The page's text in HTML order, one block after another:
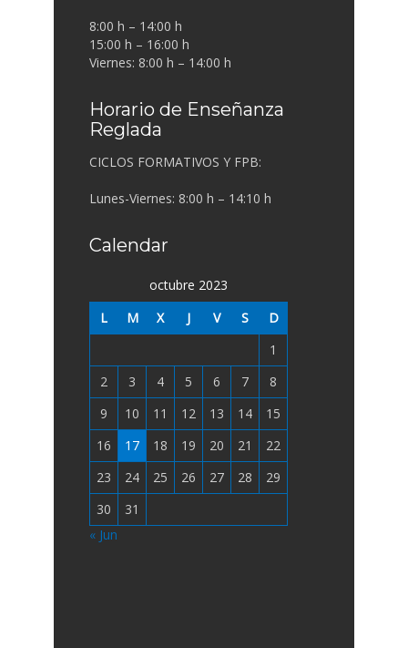
8:00 h – 14:00 h
15:00 h – 16:00 h
Viernes: 8:00 h – 14:00 h
Horario de Enseñanza
Reglada
CICLOS FORMATIVOS Y FPB:
Lunes-Viernes: 8:00 h – 14:10 h
Calendar
octubre 2023
L
M X J V S
D
1
2
3 4 5 6 7
8
9
10 11 12 13 14
15
16
17 18 19 20 21
22
23
24 25 26 27 28
29
30
31
« Jun